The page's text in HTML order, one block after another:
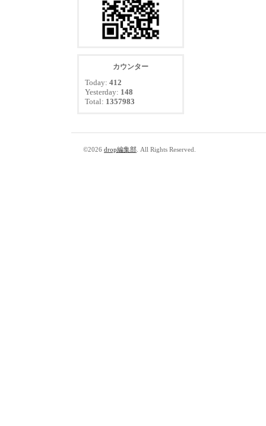
カウンター
Today: 412
Yesterday: 148
Total: 1357983
©2026 drop編集部 . All Rights Reserved.